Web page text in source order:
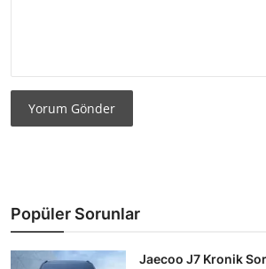
Yorum Gönder
Popüler Sorunlar
Jaecoo J7 Kronik